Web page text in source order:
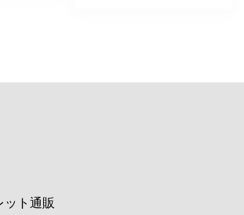
ット通販